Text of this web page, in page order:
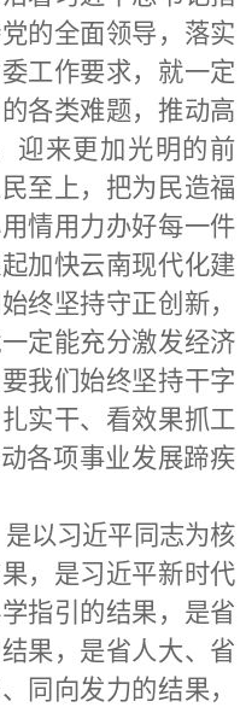
的全面领导，落实
工作要求，就一定
各类难题，推动高
迎来更加光明的前
至上，把为民造福
情用力办好每一件
加快云南现代化建
终坚持守正创新，
定能充分激发经济
我们始终坚持干字
实干、看效果抓工
各项事业发展蹄疾
以习近平同志为核
，是习近平新时代
指引的结果，是省
果，是省人大、省
同向发力的结果，